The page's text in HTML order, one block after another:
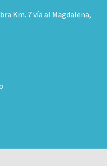
Km. 7 vía al Magdalena,